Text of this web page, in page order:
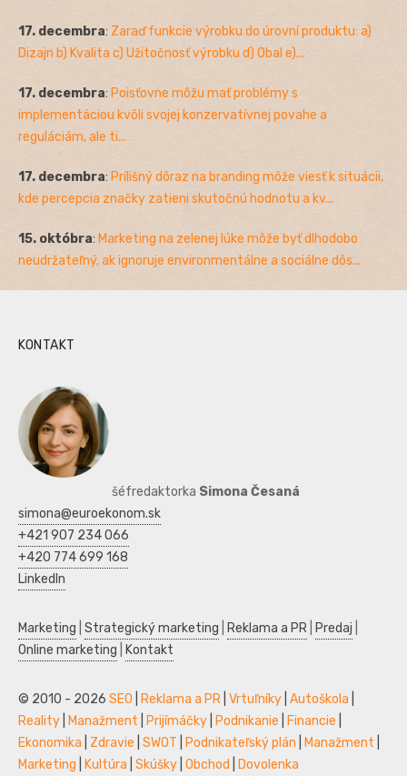
17. decembra: Zaraď funkcie výrobku do úrovní produktu: a)
Dizajn b) Kvalita c) Užitočnosť výrobku d) Obal e)...
17. decembra: Poisťovne môžu mať problémy s
implementáciou kvôli svojej konzervatívnej povahe a
reguláciám, ale ti...
17. decembra: Prílišný dôraz na branding môže viesť k situácii,
kde percepcia značky zatieni skutočnú hodnotu a kv...
15. októbra: Marketing na zelenej lúke môže byť dlhodobo
neudržateľný, ak ignoruje environmentálne a sociálne dôs...
KONTAKT
šéfredaktorka Simona Česaná
simona@euroekonom.sk
+421 907 234 066
+420 774 699 168
LinkedIn
Marketing Strategický marketing Reklama a PR Predaj
Online marketing
Kontakt
© 2010 - 2026 SEO Reklama a PR Vrtuľníky Autoškola
Reality
Manažment Prijímáčky Podnikanie Financie
Ekonomika
Zdravie SWOT Podnikateľský plán Manažment
Marketing
Kultúra Skúšky Obchod Dovolenka